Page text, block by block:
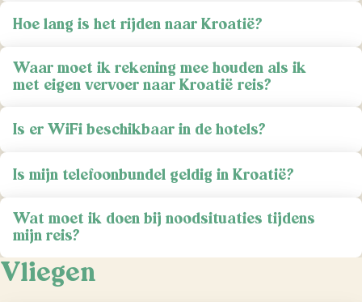
Hoe lang is het rijden naar Kroatië?
Waar moet ik rekening mee houden als ik
met eigen vervoer naar Kroatië reis?
Is er WiFi beschikbaar in de hotels?
Is mijn telefoonbundel geldig in Kroatië?
Wat moet ik doen bij noodsituaties tijdens
mijn reis?
Vliegen